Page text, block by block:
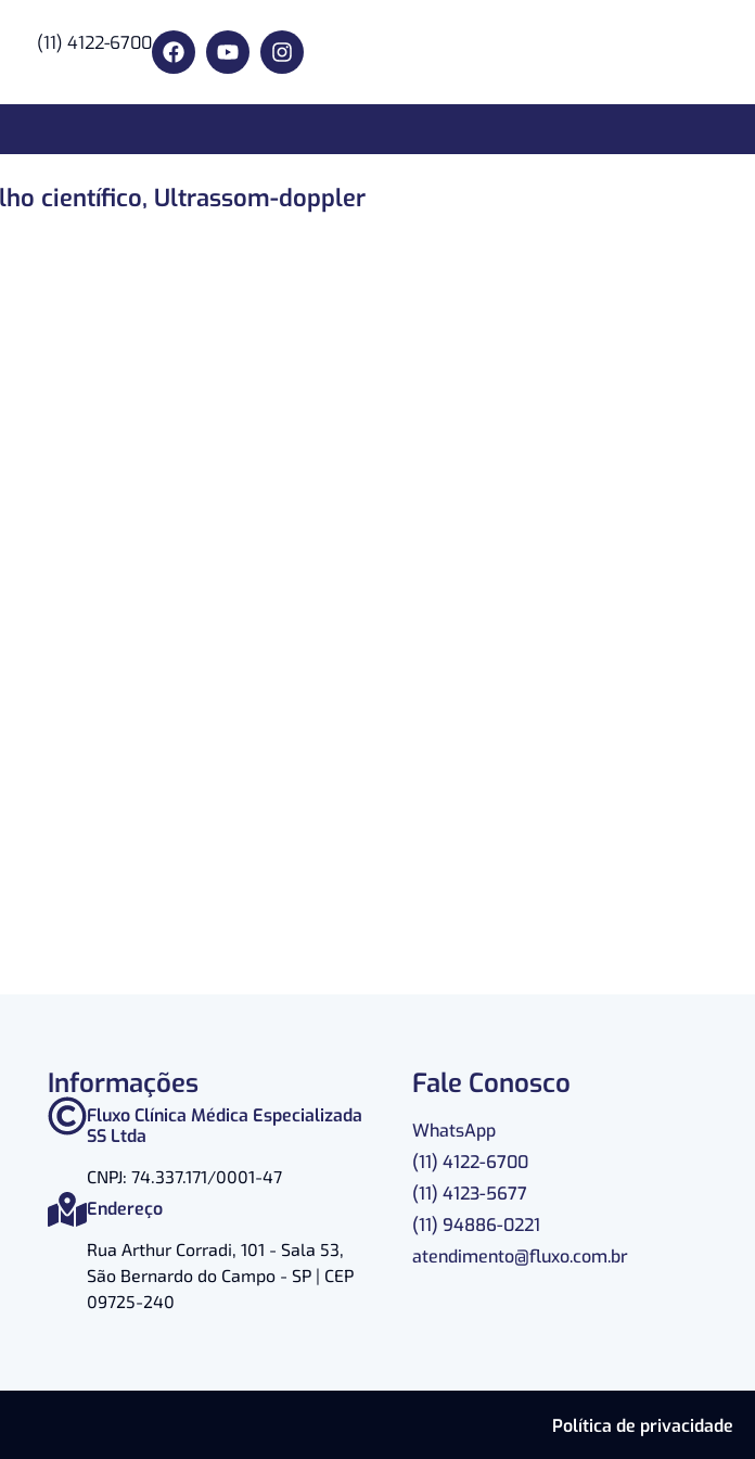
(11) 4122-6700
científico, Ultrassom-doppler
Informações
Fluxo Clínica Médica Especializada
SS Ltda
CNPJ: 74.337.171/0001-47
Endereço
Rua Arthur Corradi, 101 - Sala 53,
São Bernardo do Campo - SP | CEP
09725-240
Fale Conosco
WhatsApp
(11) 4122-6700
(11) 4123-5677
(11) 94886-0221
atendimento@fluxo.com.br
Política de privacidade